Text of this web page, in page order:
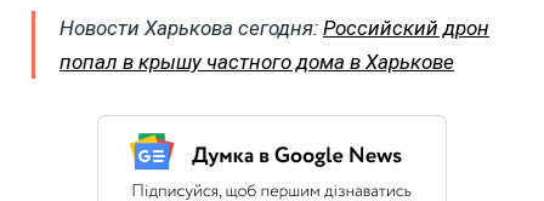
Новости Харькова сегодня: Российский дрон
попал в крышу частного дома в Харькове